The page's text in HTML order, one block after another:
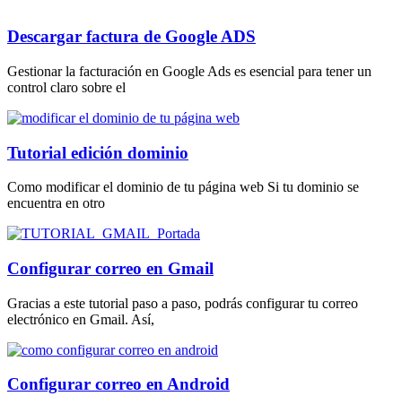
Descargar factura de Google ADS
Gestionar la facturación en Google Ads es esencial para tener un
control claro sobre el
Tutorial edición dominio
Como modificar el dominio de tu página web Si tu dominio se
encuentra en otro
Configurar correo en Gmail
Gracias a este tutorial paso a paso, podrás configurar tu correo
electrónico en Gmail. Así,
Configurar correo en Android